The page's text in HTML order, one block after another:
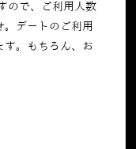
ので、ご利用人数
。デートのご利用
す。もちろん、お